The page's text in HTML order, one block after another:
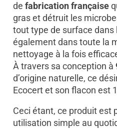
de fabrication française
gras et détruit les
tout type de surface dans
également dans toute la
nettoyage à la fois
À travers sa conception à
d’origine naturelle, ce
Ecocert et son flacon est
Ceci étant, ce produit est
utilisation simple au